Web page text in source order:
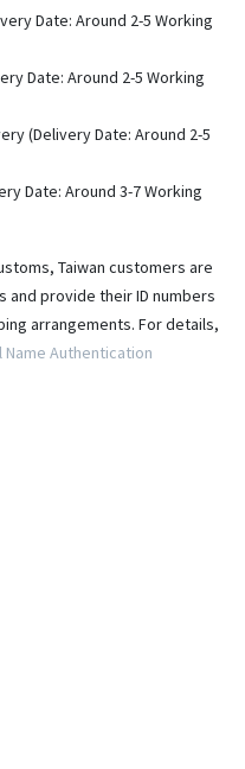
Date: Around 2-5 Working
Date: Around 2-5 Working
(Delivery Date: Around 2-5
Date: Around 3-7 Working
Taiwan customers are
provide their ID numbers
arrangements. For details,
Name Authentication